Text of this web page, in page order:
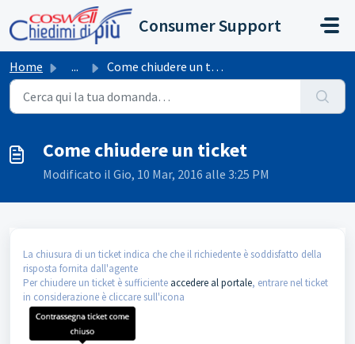
Salta al contenuto principale
Consumer Support
Home ... Come chiudere un ticket
Come chiudere un ticket
Modificato il Gio, 10 Mar, 2016 alle 3:25 PM
La chiusura di un ticket indica che che il richiedente è soddisfatto della
risposta fornita dall'agente
Per chiudere un ticket è sufficiente accedere al portale, entrare nel ticket
in considerazione è cliccare sull'icona